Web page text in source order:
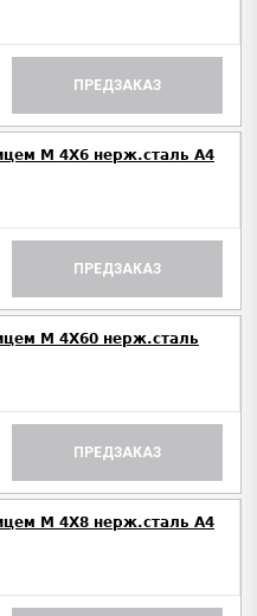
ПРЕДЗАКАЗ
M 4Х6 нерж.сталь A4
ПРЕДЗАКАЗ
M 4Х60 нерж.сталь
ПРЕДЗАКАЗ
M 4Х8 нерж.сталь A4